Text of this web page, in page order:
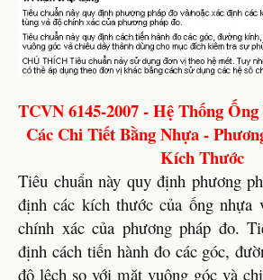
TCVN 6145-2007 - Hệ Thống
Các Chi Tiết Bằng Nhựa -
Kích Thước
Tiêu chuẩn này quy định phương
định các kích thước của ống nhựa
chính xác của phương pháp đo.
định cách tiến hành đo các góc,
độ lệch so với mặt vuông góc và